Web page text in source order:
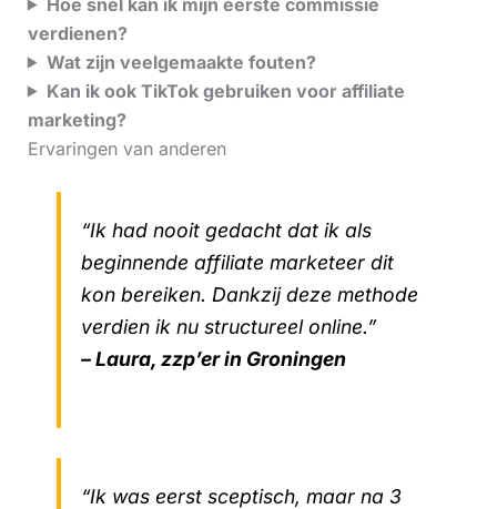
verdienen?
Wat zijn veelgemaakte fouten?
Kan ik ook TikTok gebruiken voor affiliate
marketing?
Ervaringen van anderen
“Ik had nooit gedacht dat ik als
beginnende affiliate marketeer dit
kon bereiken. Dankzij deze methode
verdien ik nu structureel online.”
– Laura, zzp’er in Groningen
“Ik was eerst sceptisch, maar na 3